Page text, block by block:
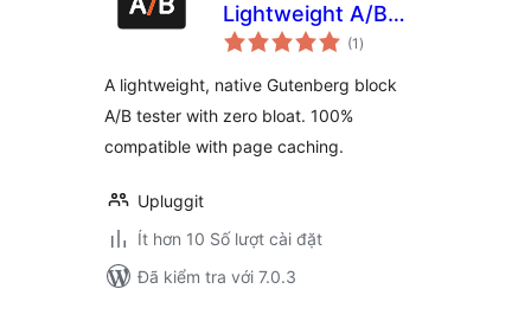
Lightweight A/B
Testing Block
(1 tổng
đánh
)
A lightweight, native Gutenberg block
A/B tester with zero bloat. 100%
compatible with page caching.
Upluggit
Ít hơn 10 Số lượt cài đặt
Đã kiểm tra với 7.0.3